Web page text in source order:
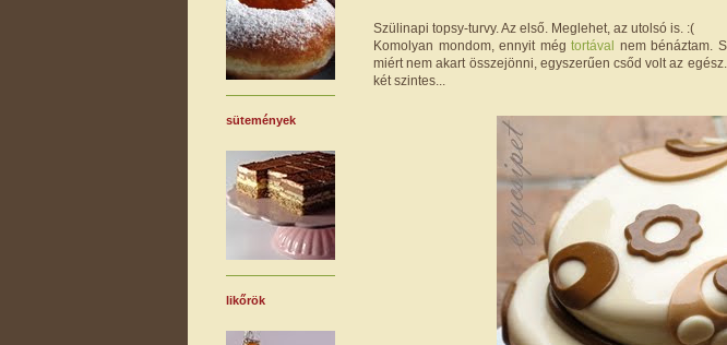
Szülinapi topsy-turvy. Az első. Meglehet, az utolsó is. :(
Komolyan mondom, ennyit mégtortával nem bénáztam.
miért nem akart összejönni, egyszerűen csőd volt az
két szintes...
sütemények
likőrök